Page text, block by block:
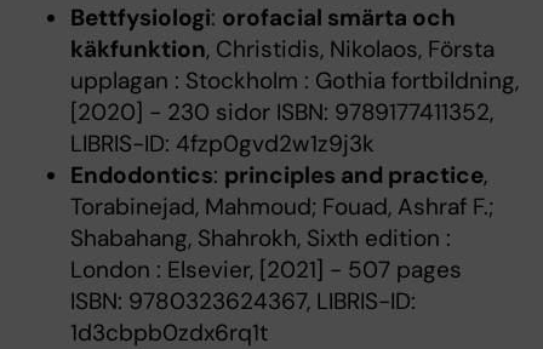
Bettfysiologi: orofacial smärta och
käkfunktion, Christidis, Nikolaos, Första
upplagan : Stockholm : Gothia fortbildning,
[2020] - 230 sidor ISBN: 9789177411352,
LIBRIS-ID: 4fzp0gvd2w1z9j3k
Endodontics: principles and practice,
Torabinejad, Mahmoud; Fouad, Ashraf F.;
Shabahang, Shahrokh, Sixth edition :
London : Elsevier, [2021] - 507 pages
ISBN: 9780323624367, LIBRIS-ID:
1d3cbpb0zdx6rq1t